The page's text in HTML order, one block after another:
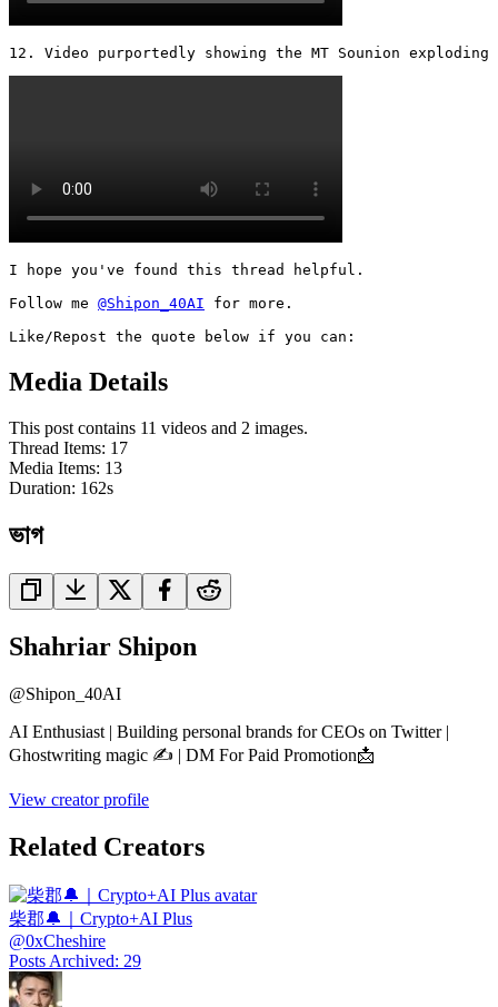
12. Video purportedly showing the MT Sounion
I hope you've found this thread helpful.
Follow me @Shipon_40AI for more.
Like/Repost the quote below if you can:
Media Details
This post contains 11 videos and 2 images.
Thread Items: 17
Media Items: 13
Duration: 162s
ভাগ
Shahriar Shipon
@Shipon_40AI
AI Enthusiast | Building personal brands for CEOs on Twitter |
Ghostwriting magic ✍️ | DM For Paid Promotion📩
View creator profile
Related Creators
柴郡🔔｜Crypto+AI Plus
@0xCheshire
Posts Archived: 29